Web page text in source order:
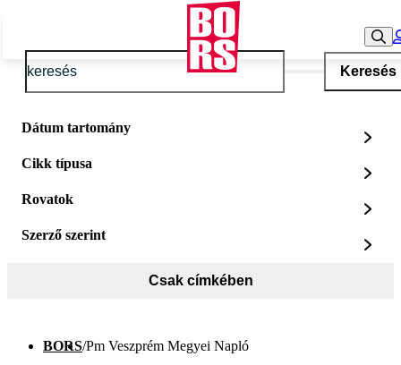
Keresés
Dátum tartomány
Cikk típusa
Rovatok
Szerző szerint
Csak címkében
BORS/Pm Veszprém Megyei Napló